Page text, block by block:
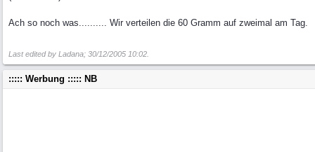
Ach so noch was.......... Wir verteilen die 60 Gramm auf zweimal am Tag.
Last edited by Ladana; 30/12/2005 10:02
::::: Werbung ::::: NB